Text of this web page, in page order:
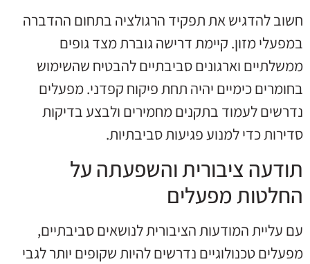
חשוב להדגיש את תפקיד הרגולציה בתחום ההדברה
במפעלי מזון. קיימת דרישה גוברת מצד גופים
ממשלתיים וארגונים סביבתיים להבטיח שהשימוש
בחומרים כימיים יהיה תחת פיקוח קפדני. מפעלים
נדרשים לעמוד בתקנים מחמירים ולבצע בדיקות
סדירות כדי למנוע פגיעות סביבתיות.
תודעה ציבורית והשפעתה על
החלטות מפעלים
עם עליית המודעות הציבורית לנושאים סביבתיים,
מפעלים טכנולוגיים נדרשים להיות שקופים יותר לגבי